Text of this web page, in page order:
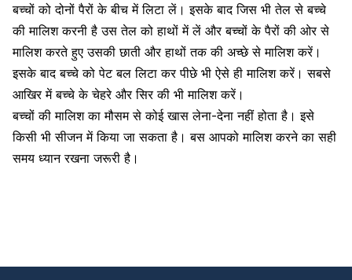
बच्चों को दोनों पैरों के बीच में लिटा लें। इसके बाद जिस भी तेल से बच्चे
की मालिश करनी है उस तेल को हाथों में लें और बच्चों के पैरों की ओर से
मालिश करते हुए उसकी छाती और हाथों तक की अच्छे से मालिश करें।
इसके बाद बच्चे को पेट बल लिटा कर पीछे भी ऐसे ही मालिश करें। सबसे
आखिर में बच्चे के चेहरे और सिर की भी मालिश करें।
बच्चों की मालिश का मौसम से कोई खास लेना-देना नहीं होता है। इसे
किसी भी सीजन में किया जा सकता है। बस आपको मालिश करने का सही
समय ध्यान रखना जरूरी है।